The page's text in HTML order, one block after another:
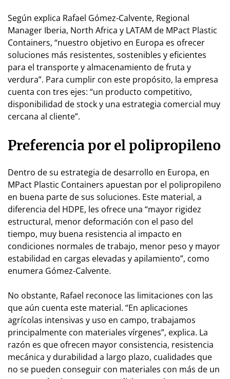
Según explica Rafael Gómez-Calvente, Regional
Manager Iberia, North Africa y LATAM de MPact Plastic
Containers, “nuestro objetivo en Europa es ofrecer
soluciones más resistentes, sostenibles y eficientes
para el transporte y almacenamiento de fruta y
verdura”. Para cumplir con este propósito, la empresa
cuenta con tres ejes: “un producto competitivo,
disponibilidad de stock y una estrategia comercial muy
cercana al cliente”.
Preferencia por el polipropileno
Dentro de su estrategia de desarrollo en Europa, en
MPact Plastic Containers apuestan por el polipropileno
en buena parte de sus soluciones. Este material, a
diferencia del HDPE, les ofrece una “mayor rigidez
estructural, menor deformación con el paso del
tiempo, muy buena resistencia al impacto en
condiciones normales de trabajo, menor peso y mayor
estabilidad en cargas elevadas y apilamiento”, como
enumera Gómez-Calvente.
No obstante, Rafael reconoce las limitaciones con las
que aún cuenta este material. “En aplicaciones
agrícolas intensivas y uso en campo, trabajamos
principalmente con materiales vírgenes”, explica. La
razón es que ofrecen mayor consistencia, resistencia
mecánica y durabilidad a largo plazo, cualidades que
no se pueden conseguir con materiales con más de un